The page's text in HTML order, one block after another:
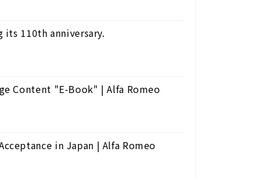
110th anniversary.
Content "E-Book" | Alfa Romeo
in Japan | Alfa Romeo